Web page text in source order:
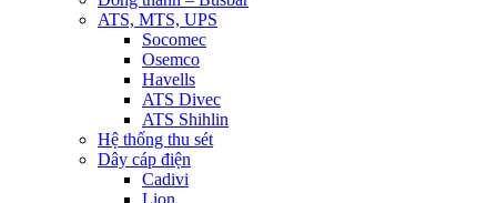
ATS, MTS, UPS
Socomec
Osemco
Havells
ATS Divec
ATS Shihlin
Hệ thống thu sét
Dây cáp điện
Cadivi
Lion